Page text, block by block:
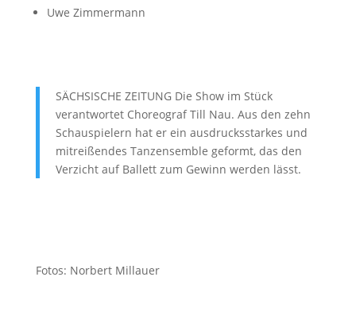
Uwe Zimmermann
SÄCHSISCHE ZEITUNG Die Show im Stück
verantwortet Choreograf Till Nau. Aus den zehn
Schauspielern hat er ein ausdrucksstarkes und
mitreißendes Tanzensemble geformt, das den
Verzicht auf Ballett zum Gewinn werden lässt.
Fotos: Norbert Millauer